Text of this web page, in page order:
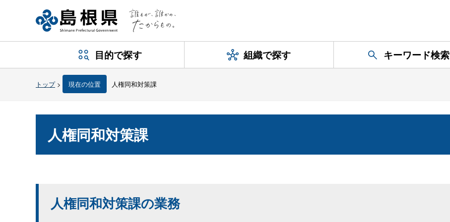
目的で探す 組織で探す キーワード検索
トップ> 現在の位置 人権同和対策課
人権同和対策課
人権同和対策課の業務